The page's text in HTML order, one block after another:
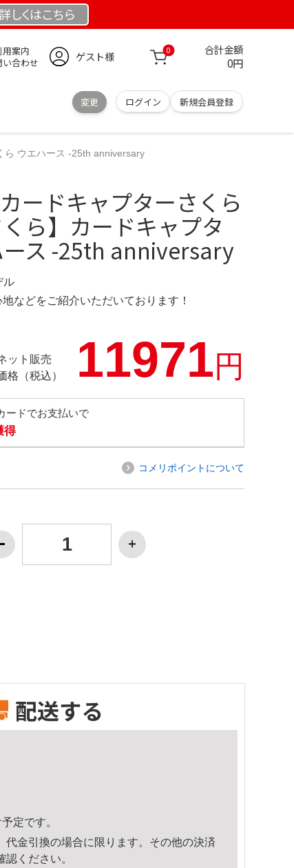
詳しくはこちら
用案内
い合わせ
ゲスト様 0 合計金額
0円
変更 ログイン 新規会員登録
ら ウエハース -25th anniversary
カードキャプターさくら
ら】カードキャプタ
ース -25th anniversary
ル
などをご紹介いただいております！
ット販売
格（税込）
11971円
ードでお支払いで
得
コメリポイントについて
配送する
定です。
代金引換の場合に限ります。その他の決済
認ください。